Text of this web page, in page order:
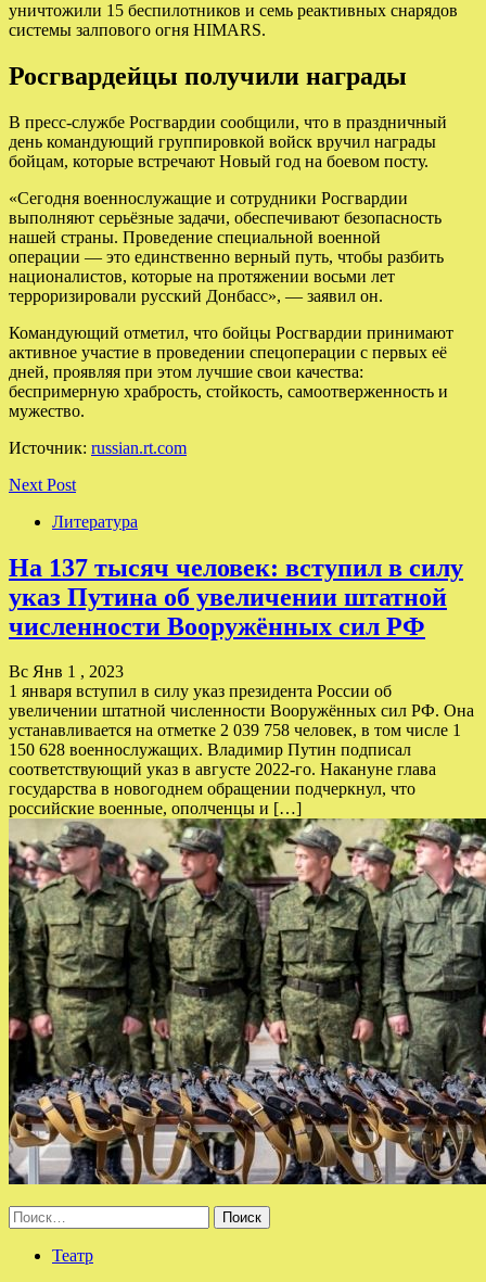
уничтожили 15 беспилотников и семь реактивных снарядов
системы залпового огня HIMARS.
Росгвардейцы получили награды
В пресс-службе Росгвардии сообщили, что в праздничный
день командующий группировкой войск вручил награды
бойцам, которые встречают Новый год на боевом посту.
«Сегодня военнослужащие и сотрудники Росгвардии
выполняют серьёзные задачи, обеспечивают безопасность
нашей страны. Проведение специальной военной
операции — это единственно верный путь, чтобы разбить
националистов, которые на протяжении восьми лет
терроризировали русский Донбасс», — заявил он.
Командующий отметил, что бойцы Росгвардии принимают
активное участие в проведении спецоперации с первых её
дней, проявляя при этом лучшие свои качества:
беспримерную храбрость, стойкость, самоотверженность и
мужество.
Источник: russian.rt.com
Next Post
Литература
На 137 тысяч человек: вступил в силу
указ Путина об увеличении штатной
численности Вооружённых сил РФ
Вс Янв 1 , 2023
1 января вступил в силу указ президента России об
увеличении штатной численности Вооружённых сил РФ. Она
устанавливается на отметке 2 039 758 человек, в том числе 1
150 628 военнослужащих. Владимир Путин подписал
соответствующий указ в августе 2022-го. Накануне глава
государства в новогоднем обращении подчеркнул, что
российские военные, ополченцы и […]
Найти:
Театр